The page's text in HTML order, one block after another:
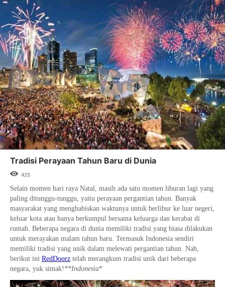
Tradisi Perayaan Tahun Baru di Dunia
425
Selain momen hari raya Natal, masih ada satu momen liburan lagi yang
paling ditunggu-tunggu, yaitu perayaan pergantian tahun. Banyak
masyarakat yang menghabiskan waktunya untuk berlibur ke luar negeri,
keluar kota atau hanya berkumpul bersama keluarga dan kerabat di
rumah. Beberapa negara di dunia memiliki tradisi yang biasa dilakukan
untuk merayakan malam tahun baru. Termasuk Indonesia sendiri
memiliki tradisi yang unik dalam melewati pergantian tahun. Nah,
berikut ini RedDoorz telah merangkum tradisi unik dari beberapa
negara, yuk simak! **Indonesia*